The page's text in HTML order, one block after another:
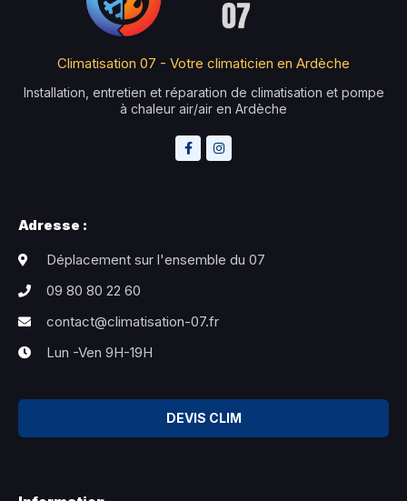
Climatisation 07 - Votre climaticien en Ardèche
Installation, entretien et réparation de climatisation et pompe
à chaleur air/air en Ardèche
Adresse :
Déplacement sur l'ensemble du 07
09 80 80 22 60
contact@climatisation-07.fr
Lun -Ven 9H-19H
DEVIS CLIM